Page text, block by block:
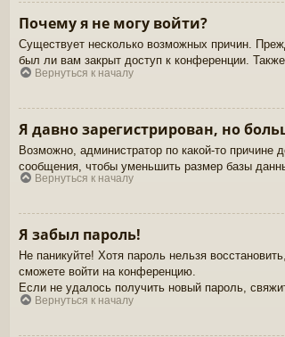
Почему я не могу войти?
Существует несколько возможных причин.
был ли вам закрыт доступ к конференции.
Вернуться к началу
Я давно зарегистрирован, но
Возможно, администратор по какой-то
сообщения, чтобы уменьшить размер базы
Вернуться к началу
Я забыл пароль!
Не паникуйте! Хотя пароль нельзя
сможете войти на конференцию.
Если не удалось получить новый пароль,
Вернуться к началу